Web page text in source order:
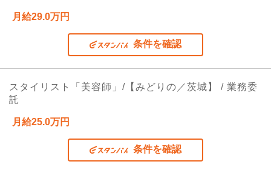
月給29.0万円
条件を確認
スタイリスト「美容師」/【みどりの／茨城】 / 業務委
託
月給25.0万円
条件を確認